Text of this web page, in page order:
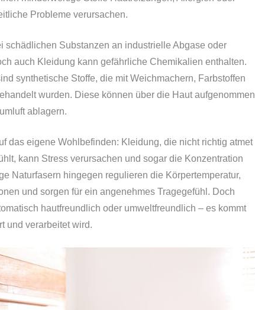
Probleme verursachen.
schädlichen Substanzen an industrielle Abgase oder
auch Kleidung kann gefährliche Chemikalien enthalten.
synthetische Stoffe, die mit Weichmachern, Farbstoffen
wurden. Diese können über die Haut aufgenommen
ablagern.
das eigene Wohlbefinden: Kleidung, die nicht richtig atmet
kann Stress verursachen und sogar die Konzentration
Naturfasern hingegen regulieren die Körpertemperatur,
und sorgen für ein angenehmes Tragegefühl. Doch
hautfreundlich oder umweltfreundlich – es kommt
und verarbeitet wird.